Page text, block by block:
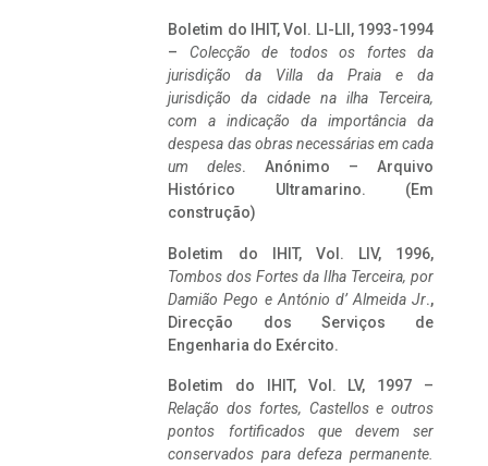
Boletim do IHIT, Vol. LI-LII, 1993-1994
– Colecção de todos os fortes da
jurisdição da Villa da Praia e da
jurisdição da cidade na ilha Terceira,
com a indicação da importância da
despesa das obras necessárias em cada
um deles. Anónimo – Arquivo
Histórico Ultramarino. (Em
construção)
Boletim do IHIT, Vol. LIV, 1996,
Tombos dos Fortes da Ilha Terceira, por
Damião Pego e António d’ Almeida Jr.,
Direcção dos Serviços de
Engenharia do Exército.
Boletim do IHIT, Vol. LV, 1997 –
Relação dos fortes, Castellos e outros
pontos fortificados que devem ser
conservados para defeza permanente.